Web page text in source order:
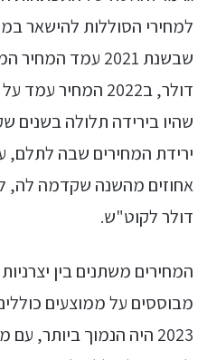
למחירי הסוללות להישאר
דולר לקוט"ש.
המחירים משתנים בין
מבוססים על ממוצעים